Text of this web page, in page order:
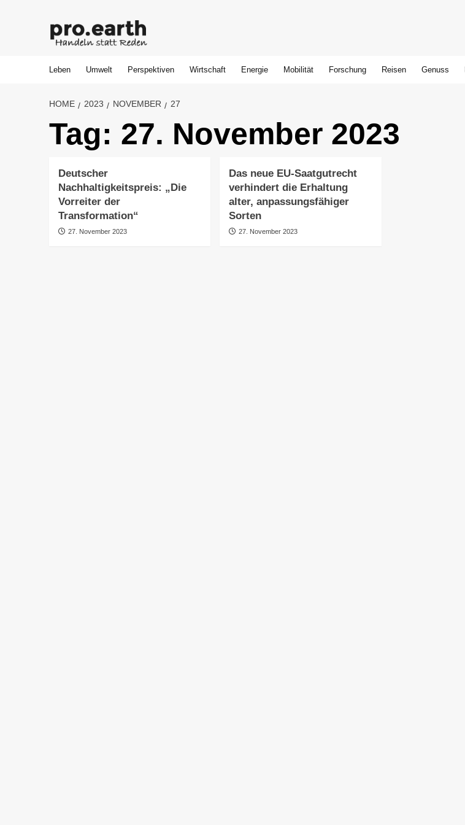
Leben Umwelt Perspektiven Wirtschaft Energie Mobilität Forschung Reisen Genuss
HOME 2023 NOVEMBER 27
Tag: 27. November 2023
Deutscher
Nachhaltigkeitspreis: „Die
Vorreiter der
Transformation“
27. November 2023
Das neue EU-Saatgutrecht
verhindert die Erhaltung
alter, anpassungsfähiger
Sorten
27. November 2023